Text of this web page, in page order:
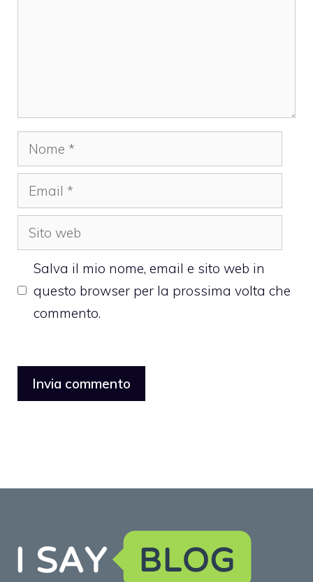
Nome
Email
Sito
web
Salva il mio nome, email e sito web in
questo browser per la prossima volta che
commento.